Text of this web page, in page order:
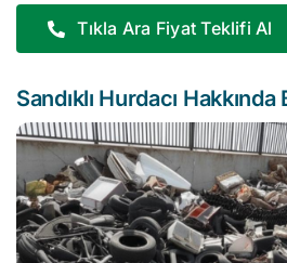
Tıkla Ara Fiyat Teklifi Al
Sandıklı Hurdacı